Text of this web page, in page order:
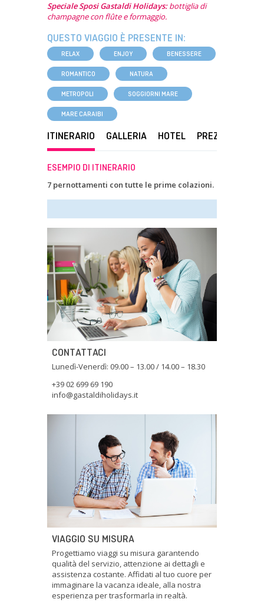
Speciale Sposi Gastaldi Holidays:bottiglia di
champagne con flûte e formaggio.
QUESTO VIAGGIO È PRESENTE IN:
RELAX ENJOY BENESSERE
ROMANTICO NATURA
METROPOLI SOGGIORNI MARE
MARE CARAIBI
ITINERARIO GALLERIA HOTEL PREZZO
ESEMPIO DI ITINERARIO
7 pernottamenti con tutte le prime colazioni.
CONTATTACI
Lunedì-Venerdì: 09.00 – 13.00 / 14.00 – 18.30
+39 02 699 69 190
info@gastaldiholidays.it
VIAGGIO SU MISURA
Progettiamo viaggi su misura garantendo
qualità del servizio, attenzione ai dettagli e
assistenza costante. Affidati al tuo cuore per
immaginare la vacanza ideale, alla nostra
esperienza per trasformarla in realtà.